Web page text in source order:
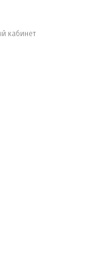
кабинет